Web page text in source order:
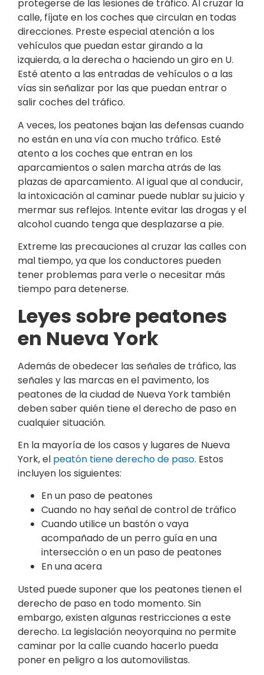
protegerse de las lesiones de tráfico. Al cruzar la
calle, fíjate en los coches que circulan en todas
direcciones. Preste especial atención a los
vehículos que puedan estar girando a la
izquierda, a la derecha o haciendo un giro en U.
Esté atento a las entradas de vehículos o a las
vías sin señalizar por las que puedan entrar o
salir coches del tráfico.
A veces, los peatones bajan las defensas cuando
no están en una vía con mucho tráfico. Esté
atento a los coches que entran en los
aparcamientos o salen marcha atrás de las
plazas de aparcamiento. Al igual que al conducir,
la intoxicación al caminar puede nublar su juicio y
mermar sus reflejos. Intente evitar las drogas y el
alcohol cuando tenga que desplazarse a pie.
Extreme las precauciones al cruzar las calles con
mal tiempo, ya que los conductores pueden
tener problemas para verle o necesitar más
tiempo para detenerse.
Leyes sobre peatones
en Nueva York
Además de obedecer las señales de tráfico, las
señales y las marcas en el pavimento, los
peatones de la ciudad de Nueva York también
deben saber quién tiene el derecho de paso en
cualquier situación.
En la mayoría de los casos y lugares de Nueva
York, el peatón tiene derecho de paso. Estos
incluyen los siguientes:
En un paso de peatones
Cuando no hay señal de control de tráfico
Cuando utilice un bastón o vaya
acompañado de un perro guía en una
intersección o en un paso de peatones
En una acera
Usted puede suponer que los peatones tienen el
derecho de paso en todo momento. Sin
embargo, existen algunas restricciones a este
derecho. La legislación neoyorquina no permite
caminar por la calle cuando hacerlo pueda
poner en peligro a los automovilistas.